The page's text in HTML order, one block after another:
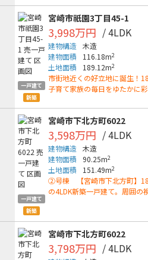
一戸建て
新築
宮崎市祇園3丁目45-1
3,998万円 / 4LDK
建物構造 木造
建物面積
116.18m2
土地面積 189.12m2
市街地近くの好立地に誕生！
子育て家族の毎日をゆたかに
一戸建て
新築
宮崎市下北方町6022
3,598万円 / 4LDK
建物構造 木造
建物面積
90.25m2
土地面積 151.49m2
②号棟 【宮崎市下北方町】
の4LDK新築一戸建て。周囲の
宮崎市下北方町6022
3,798万円 / 4LDK